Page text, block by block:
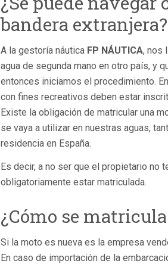
bandera extranjera?
A la gestoría náutica FP NÁUTICA, nos
agua de segunda mano en otro país, y
entonces iniciamos el procedimiento.
con fines recreativos deben estar
Existe la obligación de matricular una
se vaya a utilizar en nuestras aguas,
residencia en España.
Es decir, a no ser que el propietario no
obligatoriamente estar matriculada.
¿Cómo se
Si la moto es nueva es la empresa
En caso de importación de la